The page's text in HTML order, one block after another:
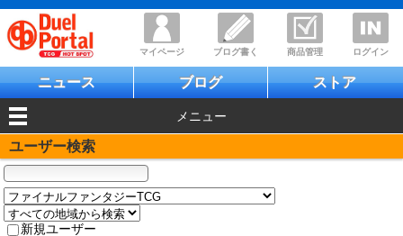
マイページ ブログ書く 商品管理 ログイン
ニュース ブログ ストア
メニュー
ユーザー検索
新規ユーザー